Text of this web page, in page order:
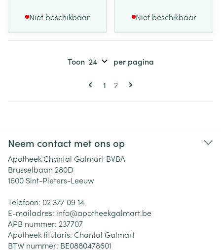
Niet beschikbaar Niet beschikbaar
Pagina's
U lees momenteel pagina
1 Pagina
2
Toon per pagina
Neem contact met ons op
Apotheek Chantal Galmart BVBA
Brusselbaan 280D
1600 Sint-Pieters-Leeuw
Telefoon: 02 377 09 14
E-mailadres: info@apotheekgalmart.be
APB nummer: 237707
Apotheek titularis: Chantal Galmart
BTW nummer: BE0880478601